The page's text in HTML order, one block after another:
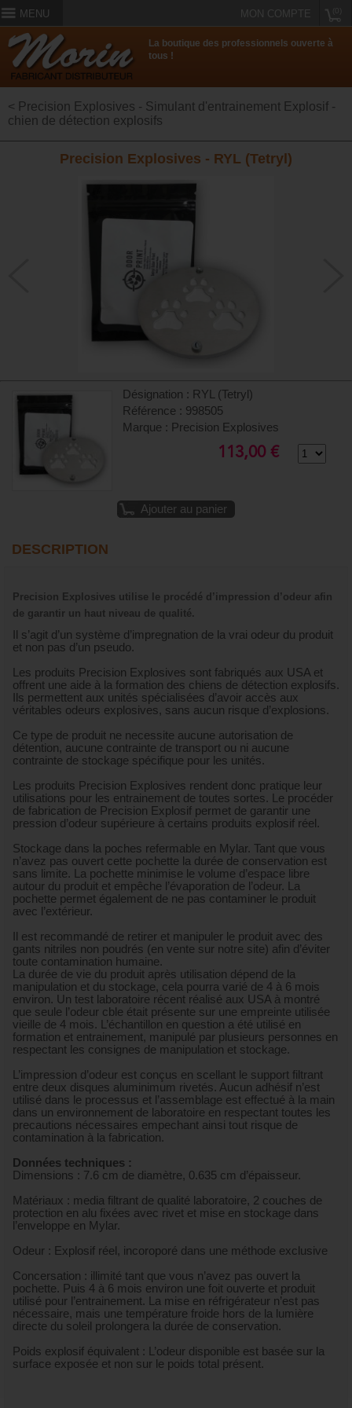
MENU MON COMPTE
La boutique des professionnels ouverte à
tous !
< Precision Explosives - Simulant d'entrainement Explosif -
chien de détection explosifs
Precision Explosives - RYL (Tetryl)
Désignation : RYL (Tetryl)
Référence : 998505
Marque : Precision Explosives
113,00 €
Ajouter au panier
DESCRIPTION
Precision Explosives utilise le procédé d’impression d’odeur afin
de garantir un haut niveau de qualité.
Il s’agit d’un système d’impregnation de la vrai odeur du produit
et non pas d’un pseudo.
Les produits Precision Explosives sont fabriqués aux USA et
offrent une aide à la formation des chiens de détection explosifs.
Ils permettent aux unités spécialisées d’avoir accès aux
véritables odeurs explosives, sans aucun risque d’explosions.
Ce type de produit ne necessite aucune autorisation de
détention, aucune contrainte de transport ou ni aucune
contrainte de stockage spécifique pour les unités.
Les produits Precision Explosives rendent donc pratique leur
utilisations pour les entrainement de toutes sortes. Le procéder
de fabrication de Precision Explosif permet de garantir une
pression d’odeur supérieure à certains produits explosif réel.
Stockage dans la poches refermable en Mylar. Tant que vous
n’avez pas ouvert cette pochette la durée de conservation est
sans limite. La pochette minimise le volume d’espace libre
autour du produit et empêche l’évaporation de l’odeur. La
pochette permet également de ne pas contaminer le produit
avec l’extérieur.
Il est recommandé de retirer et manipuler le produit avec des
gants nitriles non poudrés (en vente sur notre site) afin d’éviter
toute contamination humaine.
La durée de vie du produit après utilisation dépend de la
manipulation et du stockage, cela pourra varié de 4 à 6 mois
environ. Un test laboratoire récent réalisé aux USA à montré
que seule l’odeur cble était présente sur une empreinte utilisée
vieille de 4 mois. L’échantillon en question a été utilisé en
formation et entrainement, manipulé par plusieurs personnes en
respectant les consignes de manipulation et stockage.
L’impression d’odeur est conçus en scellant le support filtrant
entre deux disques aluminimum rivetés. Aucun adhésif n’est
utilisé dans le processus et l’assemblage est effectué à la main
dans un environnement de laboratoire en respectant toutes les
precautions nécessaires empechant ainsi tout risque de
contamination à la fabrication.
Données techniques :
Dimensions : 7.6 cm de diamètre, 0.635 cm d’épaisseur.
Matériaux : media filtrant de qualité laboratoire, 2 couches de
protection en alu fixées avec rivet et mise en stockage dans
l’enveloppe en Mylar.
Odeur : Explosif réel, incoroporé dans une méthode exclusive
Concersation : illimité tant que vous n’avez pas ouvert la
pochette. Puis 4 à 6 mois environ une foit ouverte et produit
utilisé pour l’entrainement. La mise en réfrigérateur n’est pas
nécessaire, mais une température froide hors de la lumière
directe du soleil prolongera la durée de conservation.
Poids explosif équivalent : L’odeur disponible est basée sur la
surface exposée et non sur le poids total présent.